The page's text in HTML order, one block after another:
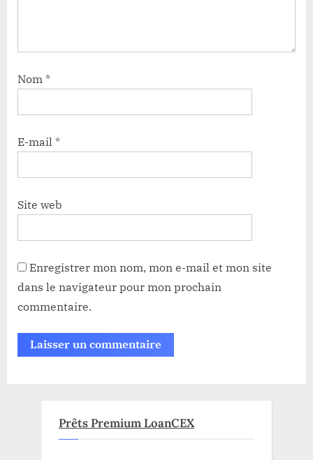
Nom *
E-mail *
Site web
Enregistrer mon nom, mon e-mail et mon site
dans le navigateur pour mon prochain
commentaire.
Prêts Premium LoanCEX